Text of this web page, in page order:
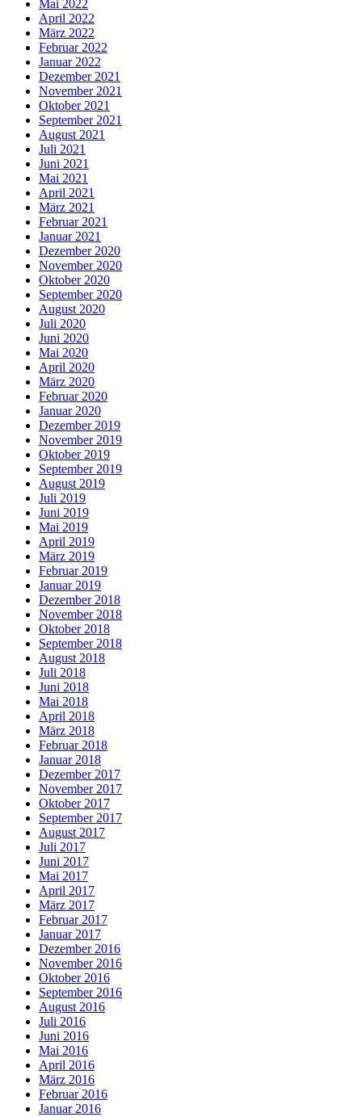
Mai 2022
April 2022
März 2022
Februar 2022
Januar 2022
Dezember 2021
November 2021
Oktober 2021
September 2021
August 2021
Juli 2021
Juni 2021
Mai 2021
April 2021
März 2021
Februar 2021
Januar 2021
Dezember 2020
November 2020
Oktober 2020
September 2020
August 2020
Juli 2020
Juni 2020
Mai 2020
April 2020
März 2020
Februar 2020
Januar 2020
Dezember 2019
November 2019
Oktober 2019
September 2019
August 2019
Juli 2019
Juni 2019
Mai 2019
April 2019
März 2019
Februar 2019
Januar 2019
Dezember 2018
November 2018
Oktober 2018
September 2018
August 2018
Juli 2018
Juni 2018
Mai 2018
April 2018
März 2018
Februar 2018
Januar 2018
Dezember 2017
November 2017
Oktober 2017
September 2017
August 2017
Juli 2017
Juni 2017
Mai 2017
April 2017
März 2017
Februar 2017
Januar 2017
Dezember 2016
November 2016
Oktober 2016
September 2016
August 2016
Juli 2016
Juni 2016
Mai 2016
April 2016
März 2016
Februar 2016
Januar 2016